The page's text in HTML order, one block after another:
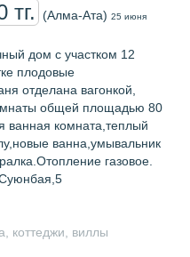
тг. (Алма-Ата) 25 июня
дом с участком 12
плодовые
отделана вагонкой,
общей площадью 80
ванная комната,теплый
ванна,умывальник
газовое.
коттеджи, виллы